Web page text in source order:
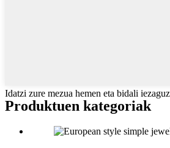
Idatzi zure mezua hemen eta bidali
Produktuen kategoriak